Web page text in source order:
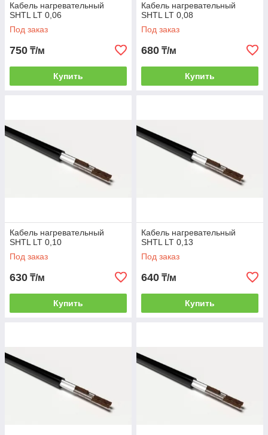
Кабель нагревательный
SHTL LT 0,06
Под заказ
750 ₸/м
Купить
Кабель нагревательный
SHTL LT 0,08
Под заказ
680 ₸/м
Купить
Кабель нагревательный
SHTL LT 0,10
Под заказ
630 ₸/м
Купить
Кабель нагревательный
SHTL LT 0,13
Под заказ
640 ₸/м
Купить